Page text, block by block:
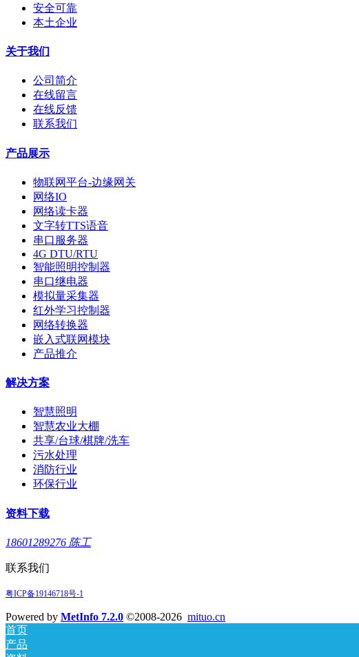
安全可靠
本土企业
关于我们
公司简介
在线留言
在线反馈
联系我们
产品展示
物联网平台-边缘网关
网络IO
网络读卡器
文字转TTS语音
串口服务器
4G DTU/RTU
智能照明控制器
串口继电器
模拟量采集器
红外学习控制器
网络转换器
嵌入式联网模块
产品推介
解决方案
智慧照明
智慧农业大棚
共享/台球/棋牌/洗车
污水处理
消防行业
环保行业
资料下载
18601289276 陈工
联系我们
粤ICP备19146718号-1
Powered by MetInfo 7.2.0 ©2008-2026 mituo.cn
首页
产品